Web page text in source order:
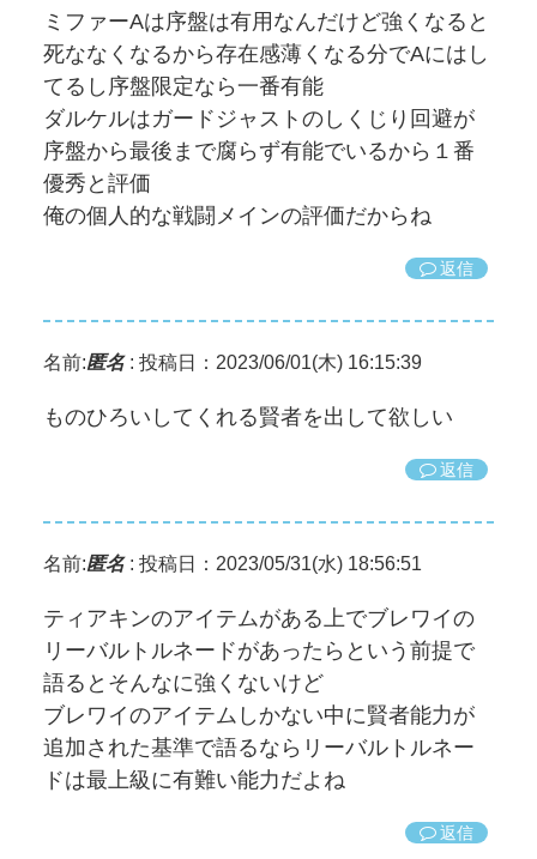
ミファーAは序盤は有用なんだけど強くなると
死ななくなるから存在感薄くなる分でAにはし
てるし序盤限定なら一番有能
ダルケルはガードジャストのしくじり回避が
序盤から最後まで腐らず有能でいるから１番
優秀と評価
俺の個人的な戦闘メインの評価だからね
返信
名前:匿名: 投稿日：2023/06/01(木) 16:15:39
ものひろいしてくれる賢者を出して欲しい
返信
名前:匿名: 投稿日：2023/05/31(水) 18:56:51
ティアキンのアイテムがある上でブレワイの
リーバルトルネードがあったらという前提で
語るとそんなに強くないけど
ブレワイのアイテムしかない中に賢者能力が
追加された基準で語るならリーバルトルネー
ドは最上級に有難い能力だよね
返信